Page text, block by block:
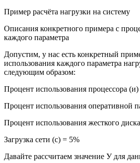
Пример расчёта нагрузки на систему
Описания конкретного примера с
каждого параметра
Допустим, у нас есть конкретный
использования каждого параметра
следующим образом:
Процент использования процессора
Процент использования оперативной
Процент использования жесткого
Загрузка сети (с) = 5%
Давайте рассчитаем значение У для